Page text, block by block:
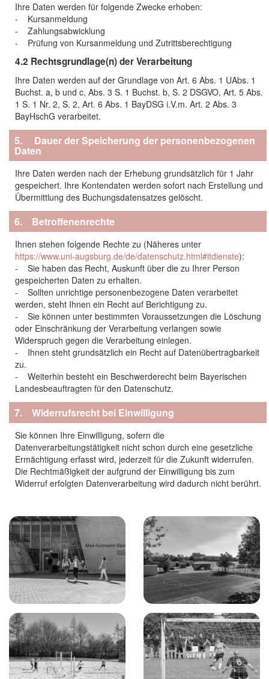
Ihre Daten werden für folgende Zwecke erhoben:
- Kursanmeldung
- Zahlungsabwicklung
- Prüfung von Kursanmeldung und Zutrittsberechtigung
4.2 Rechtsgrundlage(n) der Verarbeitung
Ihre Daten werden auf der Grundlage von Art. 6 Abs. 1 UAbs. 1
Buchst. a, b und c, Abs. 3 S. 1 Buchst. b, S. 2 DSGVO, Art. 5 Abs.
1 S. 1 Nr. 2, S. 2, Art. 6 Abs. 1 BayDSG i.V.m. Art. 2 Abs. 3
BayHschG verarbeitet.
5. Dauer der Speicherung der personenbezogenen
Daten
Ihre Daten werden nach der Erhebung grundsätzlich für 1 Jahr
gespeichert. Ihre Kontendaten werden sofort nach Erstellung und
Übermittlung des Buchungsdatensatzes gelöscht.
6. Betroffenenrechte
Ihnen stehen folgende Rechte zu (Näheres unter
https://www.uni-augsburg.de/de/datenschutz.html#itdienste):
- Sie haben das Recht, Auskunft über die zu Ihrer Person
gespeicherten Daten zu erhalten.
- Sollten unrichtige personenbezogene Daten verarbeitet
werden, steht Ihnen ein Recht auf Berichtigung zu.
- Sie können unter bestimmten Voraussetzungen die Löschung
oder Einschränkung der Verarbeitung verlangen sowie
Widerspruch gegen die Verarbeitung einlegen.
- Ihnen steht grundsätzlich ein Recht auf Datenübertragbarkeit
zu.
- Weiterhin besteht ein Beschwerderecht beim Bayerischen
Landesbeauftragten für den Datenschutz.
7. Widerrufsrecht bei Einwilligung
Sie können Ihre Einwilligung, sofern die
Datenverarbeitungstätigkeit nicht schon durch eine gesetzliche
Ermächtigung erfasst wird, jederzeit für die Zukunft widerrufen.
Die Rechtmäßigkeit der aufgrund der Einwilligung bis zum
Widerruf erfolgten Datenverarbeitung wird dadurch nicht berührt.